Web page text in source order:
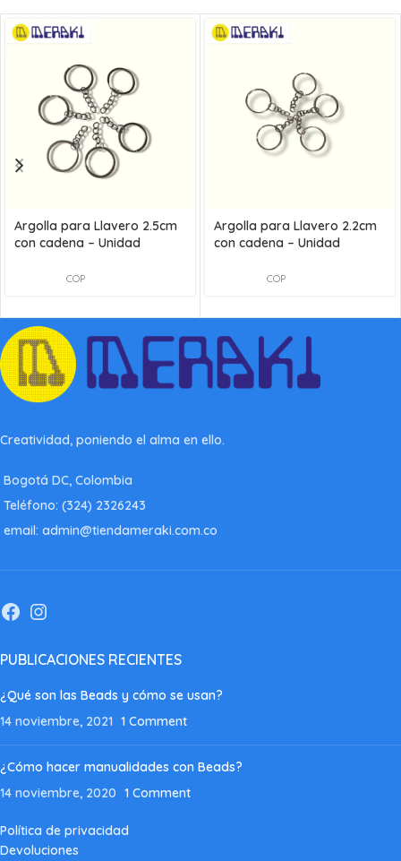
Argolla para Llavero 2.5cm
con cadena – Unidad
COP
Argolla para Llavero 2.2cm
con cadena – Unidad
COP
Creatividad, poniendo el alma en ello.
Bogotá DC, Colombia
Teléfono: (324) 2326243
email: admin@tiendameraki.com.co
PUBLICACIONES RECIENTES
¿Qué son las Beads y cómo se usan?
14 noviembre, 2021 1 Comment
¿Cómo hacer manualidades con Beads?
14 noviembre, 2020 1 Comment
Política de privacidad
Devoluciones